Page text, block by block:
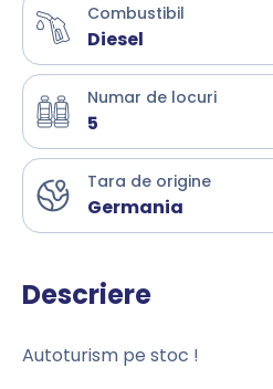
Combustibil
Diesel
Numar de locuri
5
Tara de origine
Germania
Descriere
Autoturism pe stoc !